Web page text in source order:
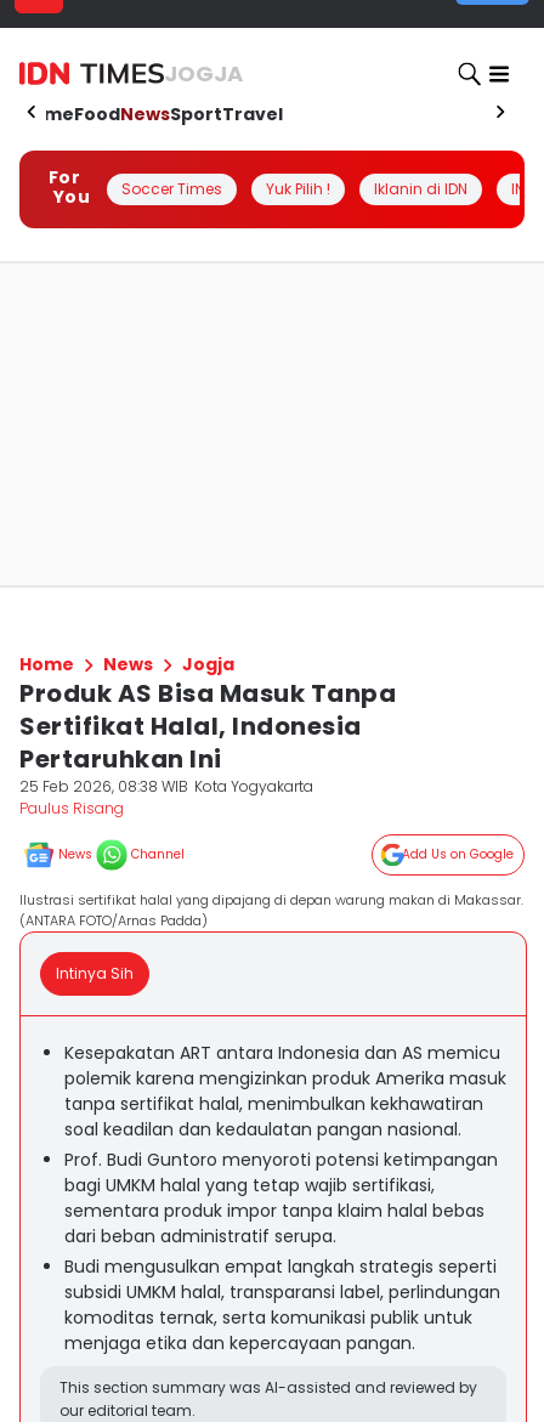
JOGJA
HomeFoodNewsSportTravel
For
You
Soccer Times Yuk Pilih ! Iklanin di IDN
Home News Jogja
Produk AS Bisa Masuk Tanpa
Sertifikat Halal, Indonesia
Pertaruhkan Ini
25 Feb 2026, 08:38 WIB Kota Yogyakarta
Paulus Risang
News Channel Add Us on Google
Ilustrasi sertifikat halal yang dipajang di depan warung makan di Makassar.
(ANTARA FOTO/Arnas Padda)
Intinya Sih
Kesepakatan ART antara Indonesia dan AS memicu
polemik karena mengizinkan produk Amerika masuk
tanpa sertifikat halal, menimbulkan kekhawatiran
soal keadilan dan kedaulatan pangan nasional.
Prof. Budi Guntoro menyoroti potensi ketimpangan
bagi UMKM halal yang tetap wajib sertifikasi,
sementara produk impor tanpa klaim halal bebas
dari beban administratif serupa.
Budi mengusulkan empat langkah strategis seperti
subsidi UMKM halal, transparansi label, perlindungan
komoditas ternak, serta komunikasi publik untuk
menjaga etika dan kepercayaan pangan.
This section summary was AI-assisted and reviewed by
our editorial team.